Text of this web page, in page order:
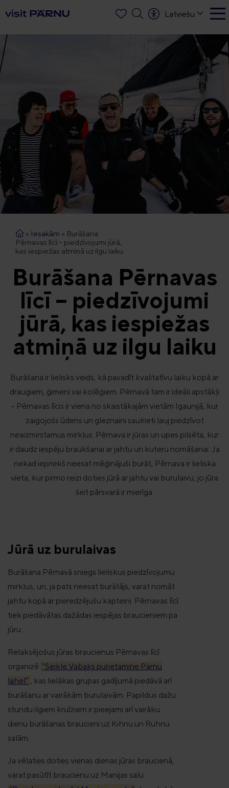
Latviešu
» Iesakām » Burāšana
Pērnavas līcī – piedzīvojumi jūrā,
kas iespiežas atmiņā uz ilgu laiku
Burāšana Pērnavas
līcī – piedzīvojumi
jūrā, kas iespiežas
atmiņā uz ilgu laiku
Burāšana ir lielisks veids, kā pavadīt kvalitatīvu laiku kopā ar
draugiem, ģimeni vai kolēģiem. Pērnavā tam ir ideāli apstākļi
– Pērnavas līcis ir viena no skaistākajām vietām Igaunijā, kur
zaigojošs ūdens un gleznaini saulrieti ļauj piedzīvot
neaizmirstamus mirkļus. Pērnava ir jūras un upes pilsēta, kur
ir daudz iespēju braukšanai ar jahtu un kuteru nomāšanai. Ja
nekad iepriekš neesat mēģinājuši burāt, Pērnava ir lieliska
vieta, kur pirmo reizi doties jūrā ar jahtu vai burulaivu, jo jūra
šeit pārsvarā ir mierīga.
Jūrā uz burulaivas
Burāšana Pērnavā sniegs lieliskus piedzīvojumu
mirkļus, un, ja pats neesat burātājs, varat nomāt
jahtu kopā ar pieredzējušu kapteini. Pērnavas līcī
tiek piedāvātas dažādas iespējas braucieniem pa
jūru.
Relaksējošus jūras braucienus Pērnavas līcī
organizē “Seikle Vabaks purjetamine Pärnu
lahel”
, kas lielākas grupas gadījumā piedāvā arī
burāšanu ar vairākām burulaivām. Papildus dažu
stundu ilgiem kruīziem ir pieejami arī vairāku
dienu burāšanas braucieni uz Kihnu un Ruhnu
salām.
Ja vēlaties doties vienas dienas jūras braucienā,
varat pasūtīt braucienu uz Manijas salu